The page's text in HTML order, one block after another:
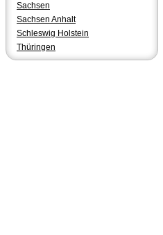
Sachsen
Sachsen Anhalt
Schleswig Holstein
Thüringen